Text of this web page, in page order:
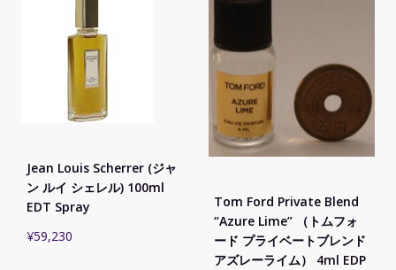
Jean Louis Scherrer (ジャ
ン ルイ シェレル) 100ml
EDT Spray
¥59,230
Tom Ford Private Blend
“Azure Lime” （トムフォ
ード プライベートブレンド
アズレーライム） 4ml EDP